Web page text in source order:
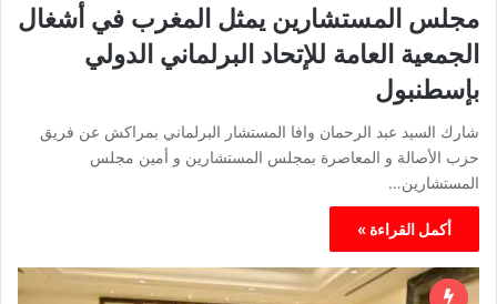
مجلس المستشارين يمثل المغرب في أشغال
الجمعية العامة للإتحاد البرلماني الدولي
بإسطنبول
شارك السيد عبد الرحمان وافا المستشار البرلماني بمراكش عن فريق
حزب الأصالة و المعاصرة بمجلس المستشارين و أمين مجلس
المستشارين…
أكمل القراءة »